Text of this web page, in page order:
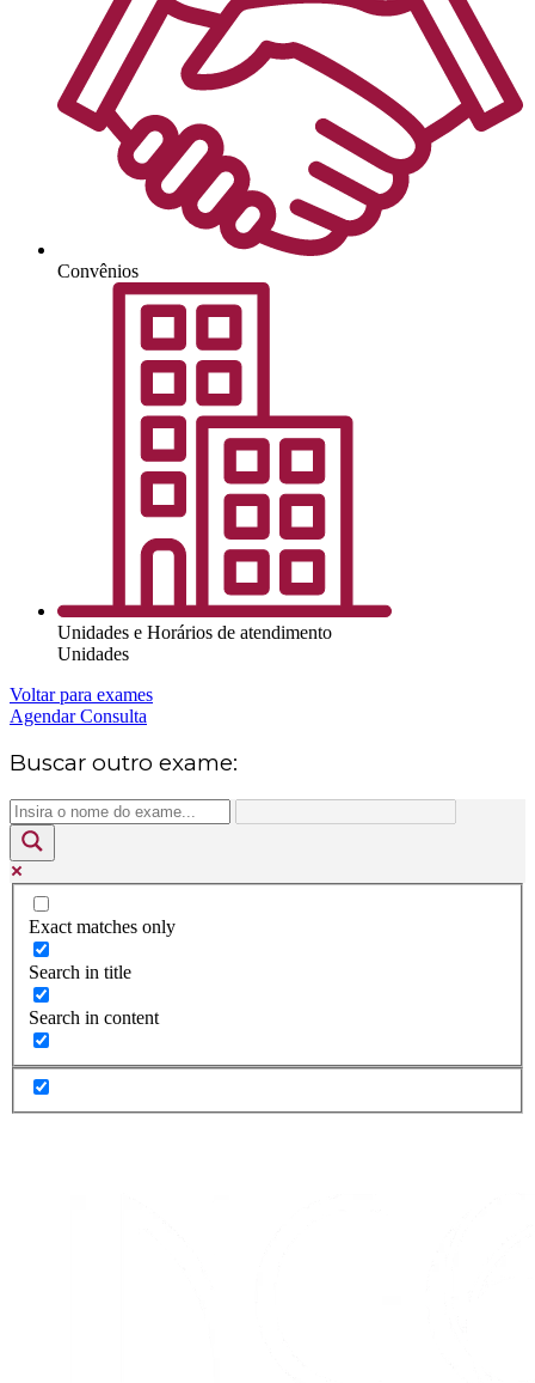
Convênios
Unidades e Horários de atendimento
Unidades
Voltar para exames
Agendar Consulta
Buscar outro exame:
Exact matches only
Search in title
Search in content